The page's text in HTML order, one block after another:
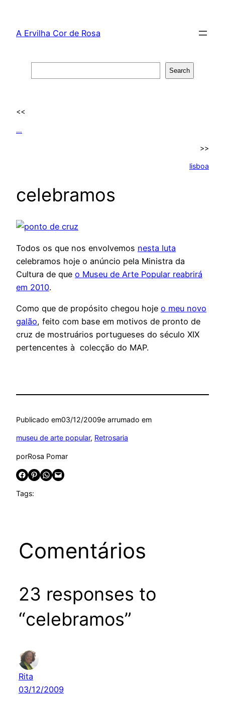
content
A Ervilha Cor de Rosa
Search
<<
…
>>
lisboa
celebramos
Todos os que nos envolvemos nesta luta
celebramos hoje o anúncio pela Ministra da
Cultura de que o Museu de Arte Popular reabrirá
em 2010.
Como que de propósito chegou hoje o meu novo
galão, feito com base em motivos de pronto de
cruz de mostruários portugueses do século XIX
pertencentes à colecção do MAP.
Publicado em03/12/2009e arrumado em
museu de arte popular, Retrosaria
porRosa Pomar
Share on Facebook Share on Pinterest Share on WhatsApp Email this Page
Tags:
Comentários
23 responses to
“celebramos”
Rita
03/12/2009